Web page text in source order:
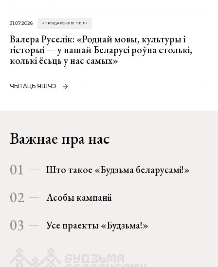
31.07.2026 «ПРЫДАРОЖНЫ ПЫЛ»
Валера Руселік: «Роднай мовы, культуры і
гісторыі — у нашай Беларусі роўна столькі,
колькі ёсьць у нас самых»
ЧЫТАЦЬ ЯШЧЭ
Важнае пра нас
01 Што такое «Будзьма беларусамі!»
02 Асобы кампаніі
03 Усе праекты «Будзьма!»